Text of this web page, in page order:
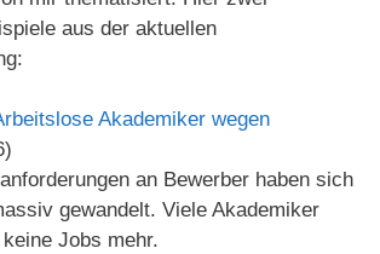
aus der aktuellen
Akademiker wegen
an Bewerber haben sich
gewandelt. Viele Akademiker
Jobs mehr.